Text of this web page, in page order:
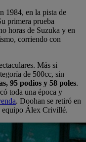
1984, en la pista de
primera prueba
horas de Suzuka y en
corriendo con
Más si
de 500cc, sin
95 podios y 58 poles.
toda una época y
. Doohan se retiró en
equipo Álex Crivillé.